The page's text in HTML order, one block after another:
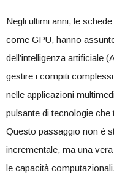
Negli ultimi ​anni, le
come GPU, hanno
dell’intelligenza artificiale
gestire i compiti⁤
nelle applicazioni
pulsante di ​tecnologie
Questo passaggio non ⁣è
incrementale, ma una
le capacità computazionali.